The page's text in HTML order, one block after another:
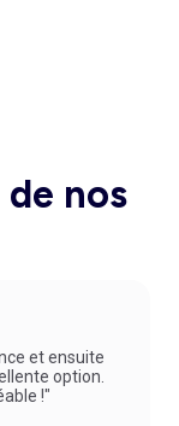
nos
et ensuite
option.
!"